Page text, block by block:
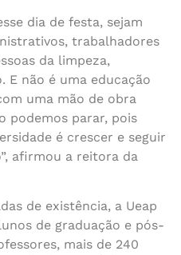
dia de festa, sejam
trabalhadores
da limpeza,
E não é uma educação
uma mão de obra
podemos parar, pois
é crescer e seguir
afirmou a reitora da
de existência, a Ueap
de graduação e pós-
mais de 240